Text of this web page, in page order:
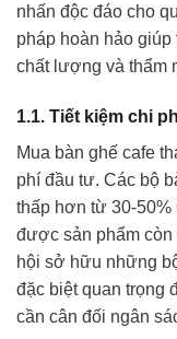
nhấn độc đáo cho
pháp hoàn hảo
chất lượng và thẩm
1.1. Tiết kiệm chi
Mua bàn ghế cafe
phí đầu tư. Các bộ
thấp hơn từ 30-50%
được sản phẩm
hội sở hữu những
đặc biệt quan trọng
cần cân đối ngân